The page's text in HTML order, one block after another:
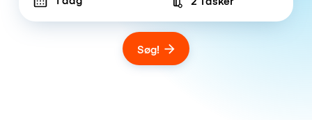
Number of bags
Søg!